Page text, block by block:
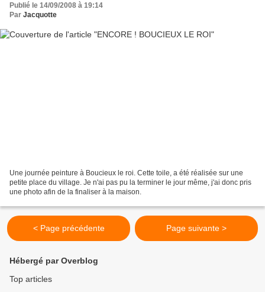
Publié le 14/09/2008 à 19:14
Par Jacquotte
Une journée peinture à Boucieux le roi. Cette toile, a été réalisée sur une
petite place du village. Je n'ai pas pu la terminer le jour même, j'ai donc pris
une photo afin de la finaliser à la maison.
< Page précédente Page suivante >
Hébergé par Overblog
Top articles